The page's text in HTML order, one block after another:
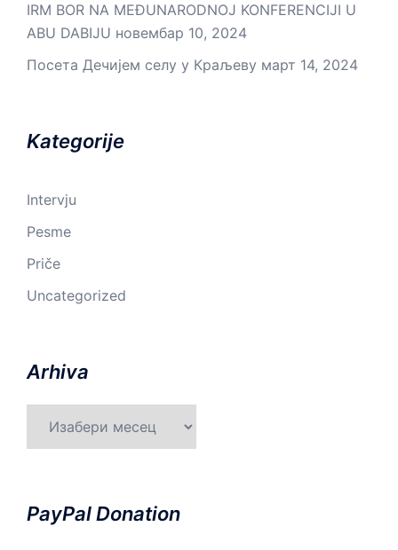
IRM BOR NA MEĐUNARODNOJ KONFERENCIJI U
ABU DABIJU новембар 10, 2024
Посета Дечијем селу у Краљеву март 14, 2024
Kategorije
Intervju
Pesme
Priče
Uncategorized
Arhiva
PayPal Donation